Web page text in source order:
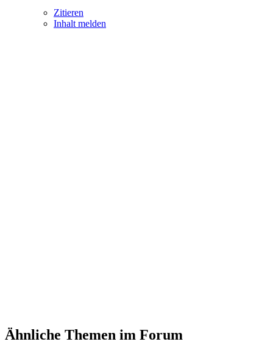
Zitieren
Inhalt melden
Ähnliche Themen im Forum